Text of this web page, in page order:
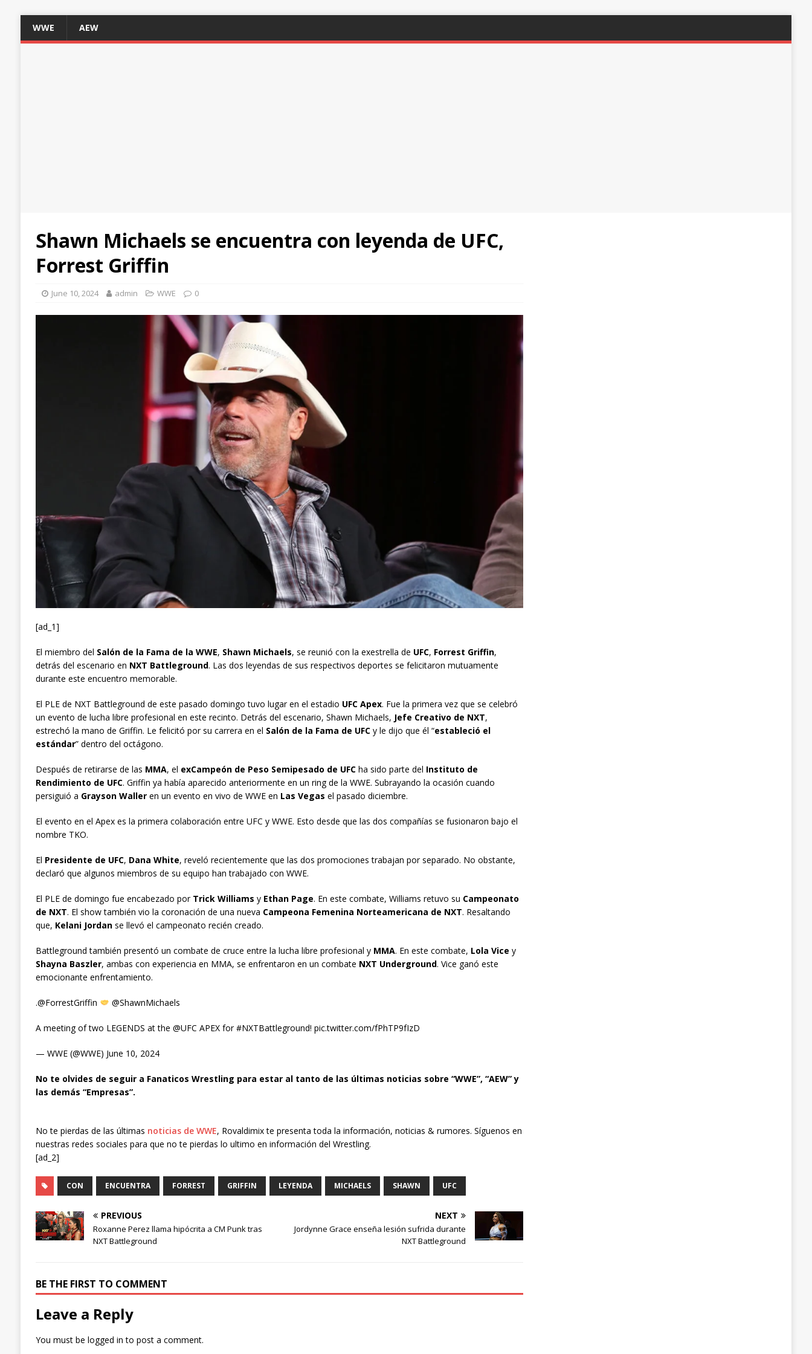
WWE AEW
Shawn Michaels se encuentra con leyenda de UFC,
Forrest Griffin
June 10, 2024 admin WWE 0
[ad_1]
El miembro del Salón de la Fama de la WWE, Shawn Michaels, se reunió con la exestrella de UFC, Forrest Griffin,
detrás del escenario en NXT Battleground. Las dos leyendas de sus respectivos deportes se felicitaron mutuamente
durante este encuentro memorable.
El PLE de NXT Battleground de este pasado domingo tuvo lugar en el estadio UFC Apex. Fue la primera vez que se celebró
un evento de lucha libre profesional en este recinto. Detrás del escenario, Shawn Michaels, Jefe Creativo de NXT,
estrechó la mano de Griffin. Le felicitó por su carrera en el Salón de la Fama de UFCy le dijo que él “estableció el
estándar” dentro del octágono.
Después de retirarse de las MMA, el exCampeón de Peso Semipesado de UFCha sido parte del Instituto de
Rendimiento de UFC. Griffin ya había aparecido anteriormente en un ring de la WWE. Subrayando la ocasión cuando
persiguió a Grayson Walleren un evento en vivo de WWE en Las Vegas el pasado diciembre.
El evento en el Apex es la primera colaboración entre UFC y WWE. Esto desde que las dos compañías se fusionaron bajo el
nombre TKO.
El Presidente de UFC, Dana White, reveló recientemente que las dos promociones trabajan por separado. No obstante,
declaró que algunos miembros de su equipo han trabajado con WWE.
El PLE de domingo fue encabezado por Trick Williams y Ethan Page. En este combate, Williams retuvo su Campeonato
de NXT. El show también vio la coronación de una nueva Campeona Femenina Norteamericana de NXT. Resaltando
que, Kelani Jordanse llevó el campeonato recién creado.
Battleground también presentó un combate de cruce entre la lucha libre profesional y MMA. En este combate, Lola Vice y
Shayna Baszler, ambas con experiencia en MMA, se enfrentaron en un combate NXT Underground. Vice ganó este
emocionante enfrentamiento.
.@ForrestGriffin @ShawnMichaels
A meeting of two LEGENDS at the @UFC APEX for #NXTBattleground! pic.twitter.com/fPhTP9fIzD
— WWE (@WWE) June 10, 2024
No te olvides de seguir a Fanaticos Wrestling para estar al tanto de las últimas noticias sobre “WWE”, “AEW” y
las demás “Empresas”.
No te pierdas de las últimas noticias de WWE, Rovaldimix te presenta toda la información, noticias & rumores. Síguenos en
nuestras redes sociales para que no te pierdas lo ultimo en información del Wrestling.
[ad_2]
CON ENCUENTRA FORREST GRIFFIN LEYENDA MICHAELS SHAWN UFC
PREVIOUS
Roxanne Perez llama hipócrita a CM Punk tras
NXT Battleground
NEXT
Jordynne Grace enseña lesión sufrida durante
NXT Battleground
BE THE FIRST TO COMMENT
Leave a Reply
You must be logged in to post a comment.